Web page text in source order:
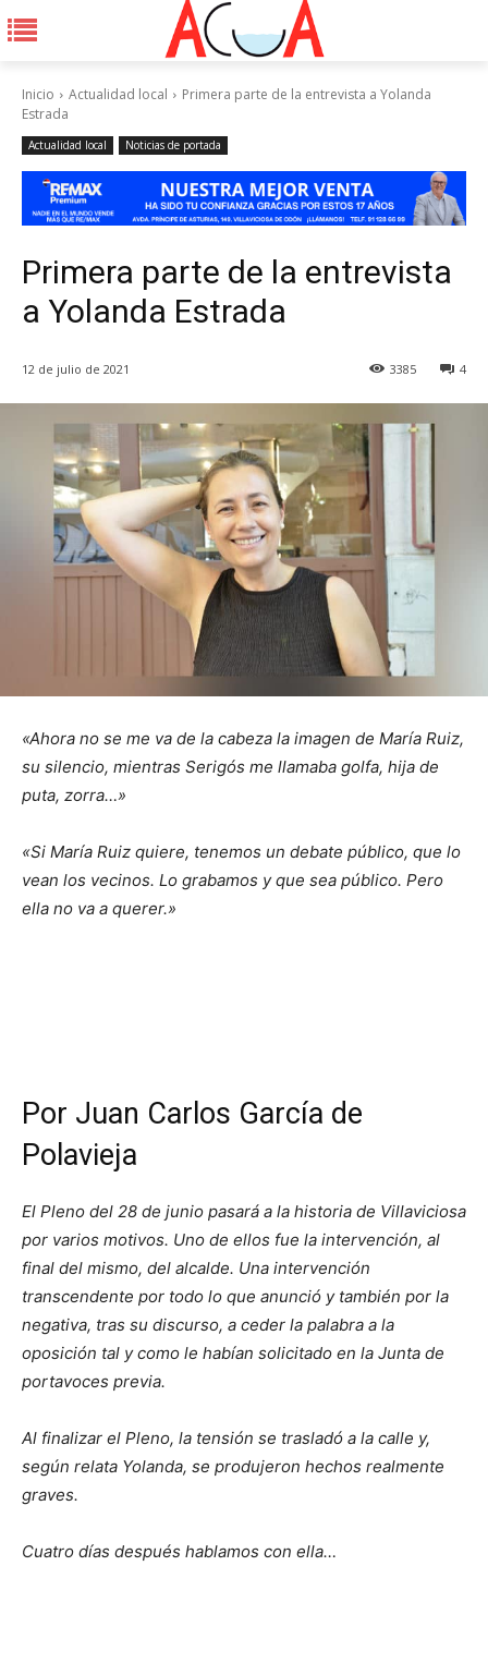
Inicio Actualidad local
Primera parte de la entrevista a Yolanda
Estrada
Actualidad local Noticias de portada
Primera parte de la entrevista
a Yolanda Estrada
12 de julio de 2021 4
3385
«Ahora no se me va de la cabeza la imagen de María Ruiz,
su silencio, mientras Serigós me llamaba golfa, hija de
puta, zorra…»
«Si María Ruiz quiere, tenemos un debate público, que lo
vean los vecinos. Lo grabamos y que sea público. Pero
ella no va a querer.»
Por Juan Carlos García de
Polavieja
El Pleno del 28 de junio pasará a la historia de Villaviciosa
por varios motivos. Uno de ellos fue la intervención, al
final del mismo, del alcalde. Una intervención
transcendente por todo lo que anunció y también por la
negativa, tras su discurso, a ceder la palabra a la
oposición tal y como le habían solicitado en la Junta de
portavoces previa.
Al finalizar el Pleno, la tensión se trasladó a la calle y,
según relata Yolanda, se produjeron hechos realmente
graves.
Cuatro días después hablamos con ella…